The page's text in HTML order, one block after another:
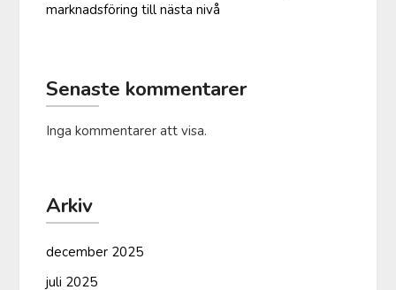
marknadsföring till nästa nivå
Senaste kommentarer
Inga kommentarer att visa.
Arkiv
december 2025
juli 2025